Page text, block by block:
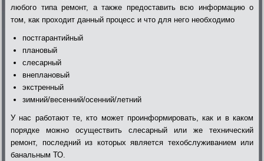
любого типа ремонт, а также предоставить всю информацию о
том, как проходит данный процесс и что для него необходимо
постгарантийный
плановый
слесарный
внеплановый
экстренный
зимний/весенний/осенний/летний
У нас работают те, кто может проинформировать, как и в каком
порядке можно осуществить слесарный или же технический
ремонт, последний из которых является техобслуживанием или
банальным ТО.